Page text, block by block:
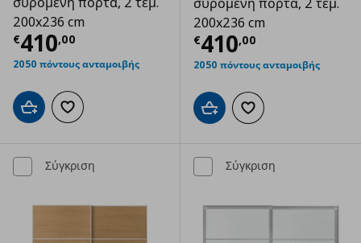
200x236 cm
€410,00
Τρέχουσα τιμή € 410,00
2050 πόντους ανταμοιβής
Προσθήκη στο καλάθι
Προσθήκη στα αγαπημένα
200x236 cm
€410,00
Τρέχουσα
2050 πόντους ανταμοιβής
Προσθήκη στο καλάθι
Προσθήκη στα
Σύγκριση Σύγκριση